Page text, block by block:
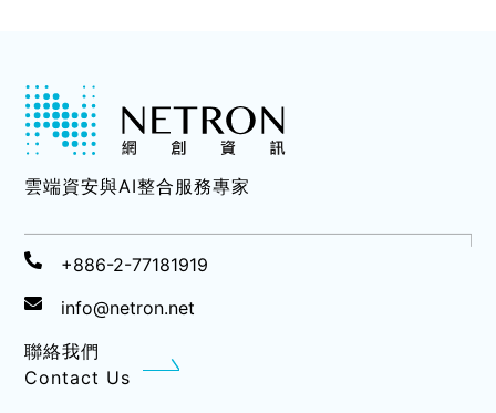
雲端資安與AI整合服務專家
+886-2-77181919
info@netron.net
聯絡我們
Contact Us